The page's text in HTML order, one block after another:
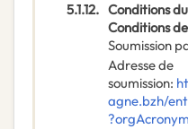
5.1.12. Conditions
Conditions
Soumission
Adresse de
soumission:
agne.bzh/